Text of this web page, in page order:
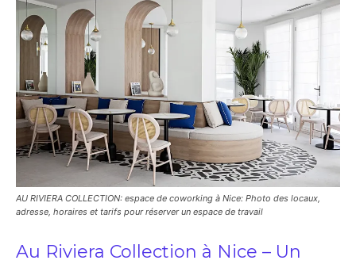
AU RIVIERA COLLECTION: espace de coworking à Nice: Photo des locaux,
adresse, horaires et tarifs pour réserver un espace de travail
Au Riviera Collection à Nice – Un